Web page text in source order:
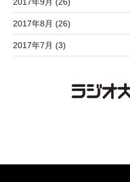
2017年8月 (26)
2017年7月 (3)